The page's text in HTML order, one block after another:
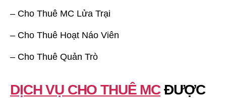
– Cho Thuê MC Lửa Trại
– Cho Thuê Hoạt Náo Viên
– Cho Thuê Quản Trò
DỊCH VỤ CHO THUÊ MCĐƯỢC